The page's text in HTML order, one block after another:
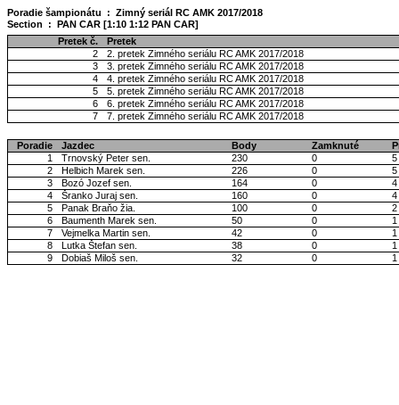
Poradie šampionátu : Zimný seriál RC AMK 2017/2018
Section : PAN CAR [1:10 1:12 PAN CAR]
Pretek č.
Pretek
2
2. pretek Zimného seriálu RC AMK 2017/2018
3
3. pretek Zimného seriálu RC AMK 2017/2018
4
4. pretek Zimného seriálu RC AMK 2017/2018
5
5. pretek Zimného seriálu RC AMK 2017/2018
6
6. pretek Zimného seriálu RC AMK 2017/2018
7
7. pretek Zimného seriálu RC AMK 2017/2018
Poradie Jazdec Body Zamknuté
1
Trnovský Peter sen. 230 0
5
2
Helbich Marek sen. 226 0
5
3
Bozó Jozef sen. 164 0
4
4
Šranko Juraj sen. 160 0
4
5
Panak Braňo žia. 100 0
2
6
Baumenth Marek sen. 50 0
7
Vejmelka Martin sen. 42 0
8
Lutka Štefan sen. 38 0
9
Dobiaš Miloš sen. 32 0